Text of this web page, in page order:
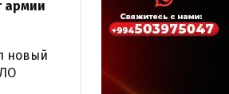
армии
новый